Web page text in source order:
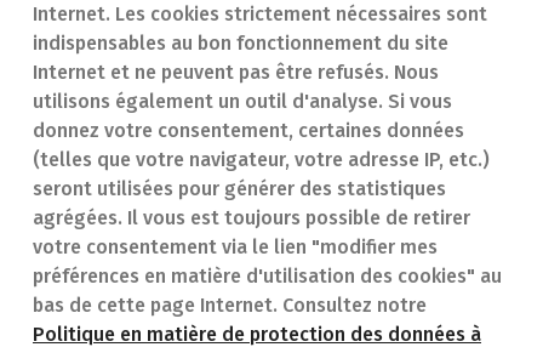
Internet. Les cookies strictement nécessaires sont
indispensables au bon fonctionnement du site
Internet et ne peuvent pas être refusés. Nous
utilisons également un outil d'analyse. Si vous
donnez votre consentement, certaines données
(telles que votre navigateur, votre adresse IP, etc.)
seront utilisées pour générer des statistiques
agrégées. Il vous est toujours possible de retirer
votre consentement via le lien "modifier mes
préférences en matière d'utilisation des cookies" au
bas de cette page Internet. Consultez notre
Politique en matière de protection des données à
Trouver une
pharmacie
Notre expertise
Maladies
Médicaments
En cas d'urgence
Contact
Questions
fréquentes (FAQ)